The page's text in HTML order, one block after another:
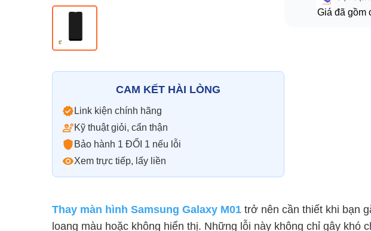
CAM KẾT HÀI LÒNG
Link kiện chính hãng
Kỹ thuật giỏi, cẩn thận
Bảo hành 1 ĐỔI 1 nếu lỗi
Xem trực tiếp, lấy liền
Giá đã gồm
Thay màn hình Samsung Galaxy M01 trở nên cần thiết khi bạn
loang màu hoặc không hiển thị. Những lỗi này không chỉ gây khó